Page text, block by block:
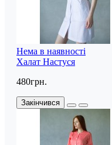
Нема в наявності
Халат Настуся
480грн.
Закінчився